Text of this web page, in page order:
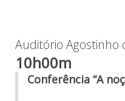
Auditório Agostinho
10h00m
Conferência “A